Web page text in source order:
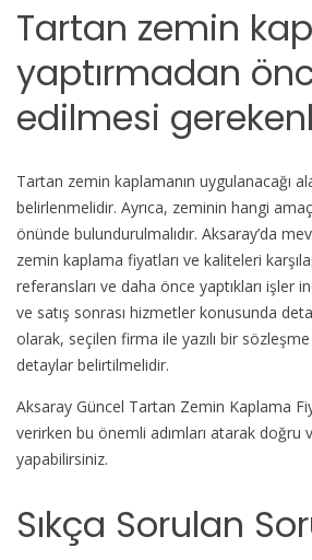
Tartan zemin
yaptırmadan
edilmesi
Tartan zemin kaplamanın uygulanacağı
belirlenmelidir. Ayrıca, zeminin hangi
önünde bulundurulmalıdır. Aksaray’da
zemin kaplama fiyatları ve kaliteleri
referansları ve daha önce yaptıkları işler
ve satış sonrası hizmetler konusunda
olarak, seçilen firma ile yazılı bir sözleşme
detaylar belirtilmelidir.
Aksaray Güncel Tartan Zemin Kaplama
verirken bu önemli adımları atarak doğru
yapabilirsiniz.
Sıkça Sorulan